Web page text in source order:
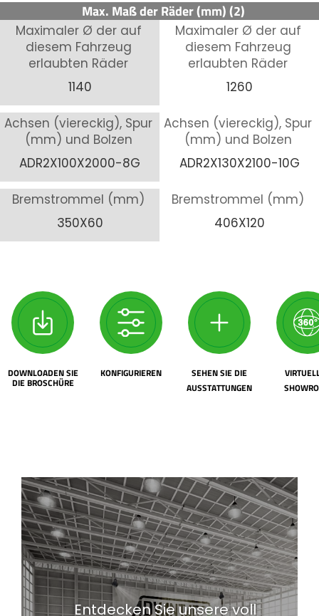
Max. Maß der Räder (mm) (2)
Maximaler Ø der auf
diesem Fahrzeug
erlaubten Räder
1140
Maximaler Ø der auf
diesem Fahrzeug
erlaubten Räder
1260
Achsen (viereckig), Spur
(mm) und Bolzen
ADR2X100X2000-8G
Achsen (viereckig), Spur
(mm) und Bolzen
ADR2X130X2100-10G
Bremstrommel (mm)
350X60
Bremstrommel (mm)
406X120
DOWNLOADEN SIE
DIE BROSCHÜRE
KONFIGURIEREN
SEHEN SIE DIE
AUSSTATTUNGEN
Entdecken Sie unsere voll